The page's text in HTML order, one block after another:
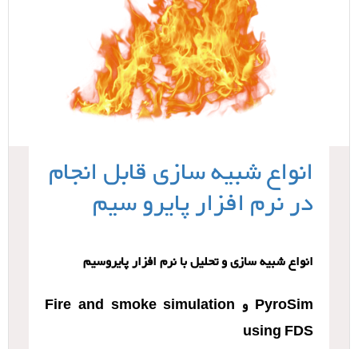
انواع شبیه سازی قابل انجام
در نرم افزار پایرو سیم
انواع شبیه سازی و تحلیل با نرم افزار پایروسیم
PyroSim و Fire and smoke simulation
using FDS